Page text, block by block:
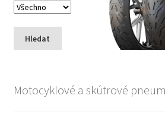
Hledat
Motocyklové a skútrové